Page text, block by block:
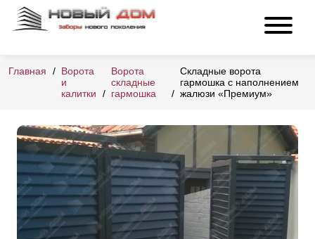
Главная
Ворота
и
калитки
Ворота
складные
гармошка
Складные ворота
гармошка с наполнением
жалюзи «Премиум»